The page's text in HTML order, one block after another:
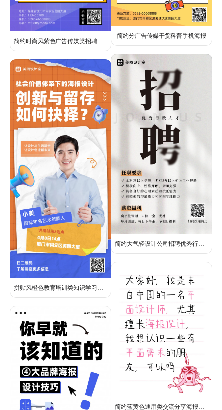
简约时尚风紫色广告传媒类招聘招募类设计岗位手机全屏海报
拼贴风橙色教育培训类知识学习讲座通知宣传全屏手机海报
简约分广告传媒干货科普手机海报
简约大气轻设计公司招聘优秀行政人才宣传海报
简约蓝黄色通用类交流分享海报设计需求互动帖小红书大字封面